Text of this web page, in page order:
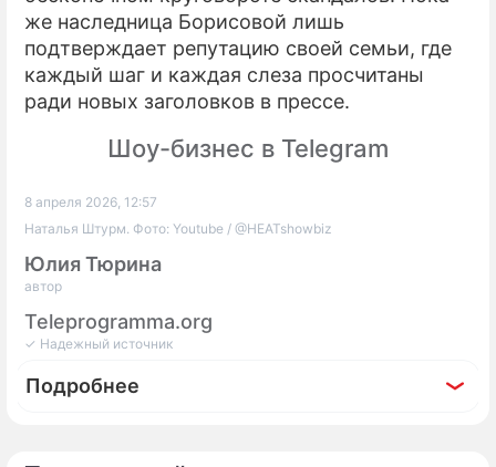
же наследница Борисовой лишь
подтверждает репутацию своей семьи, где
каждый шаг и каждая слеза просчитаны
ради новых заголовков в прессе.
Шоу-бизнес в Telegram
8 апреля 2026, 12:57
Наталья Штурм. Фото: Youtube / @HEATshowbiz
Юлия Тюрина
автор
Teleprogramma.org
✓ Надежный источник
Подробнее